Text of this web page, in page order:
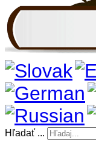
Hľadať ...